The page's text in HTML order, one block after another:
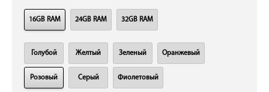
16GB RAM 24GB RAM 32GB RAM
Голубой Желтый Зеленый Оранжевый
Розовый Серый Фиолетовый